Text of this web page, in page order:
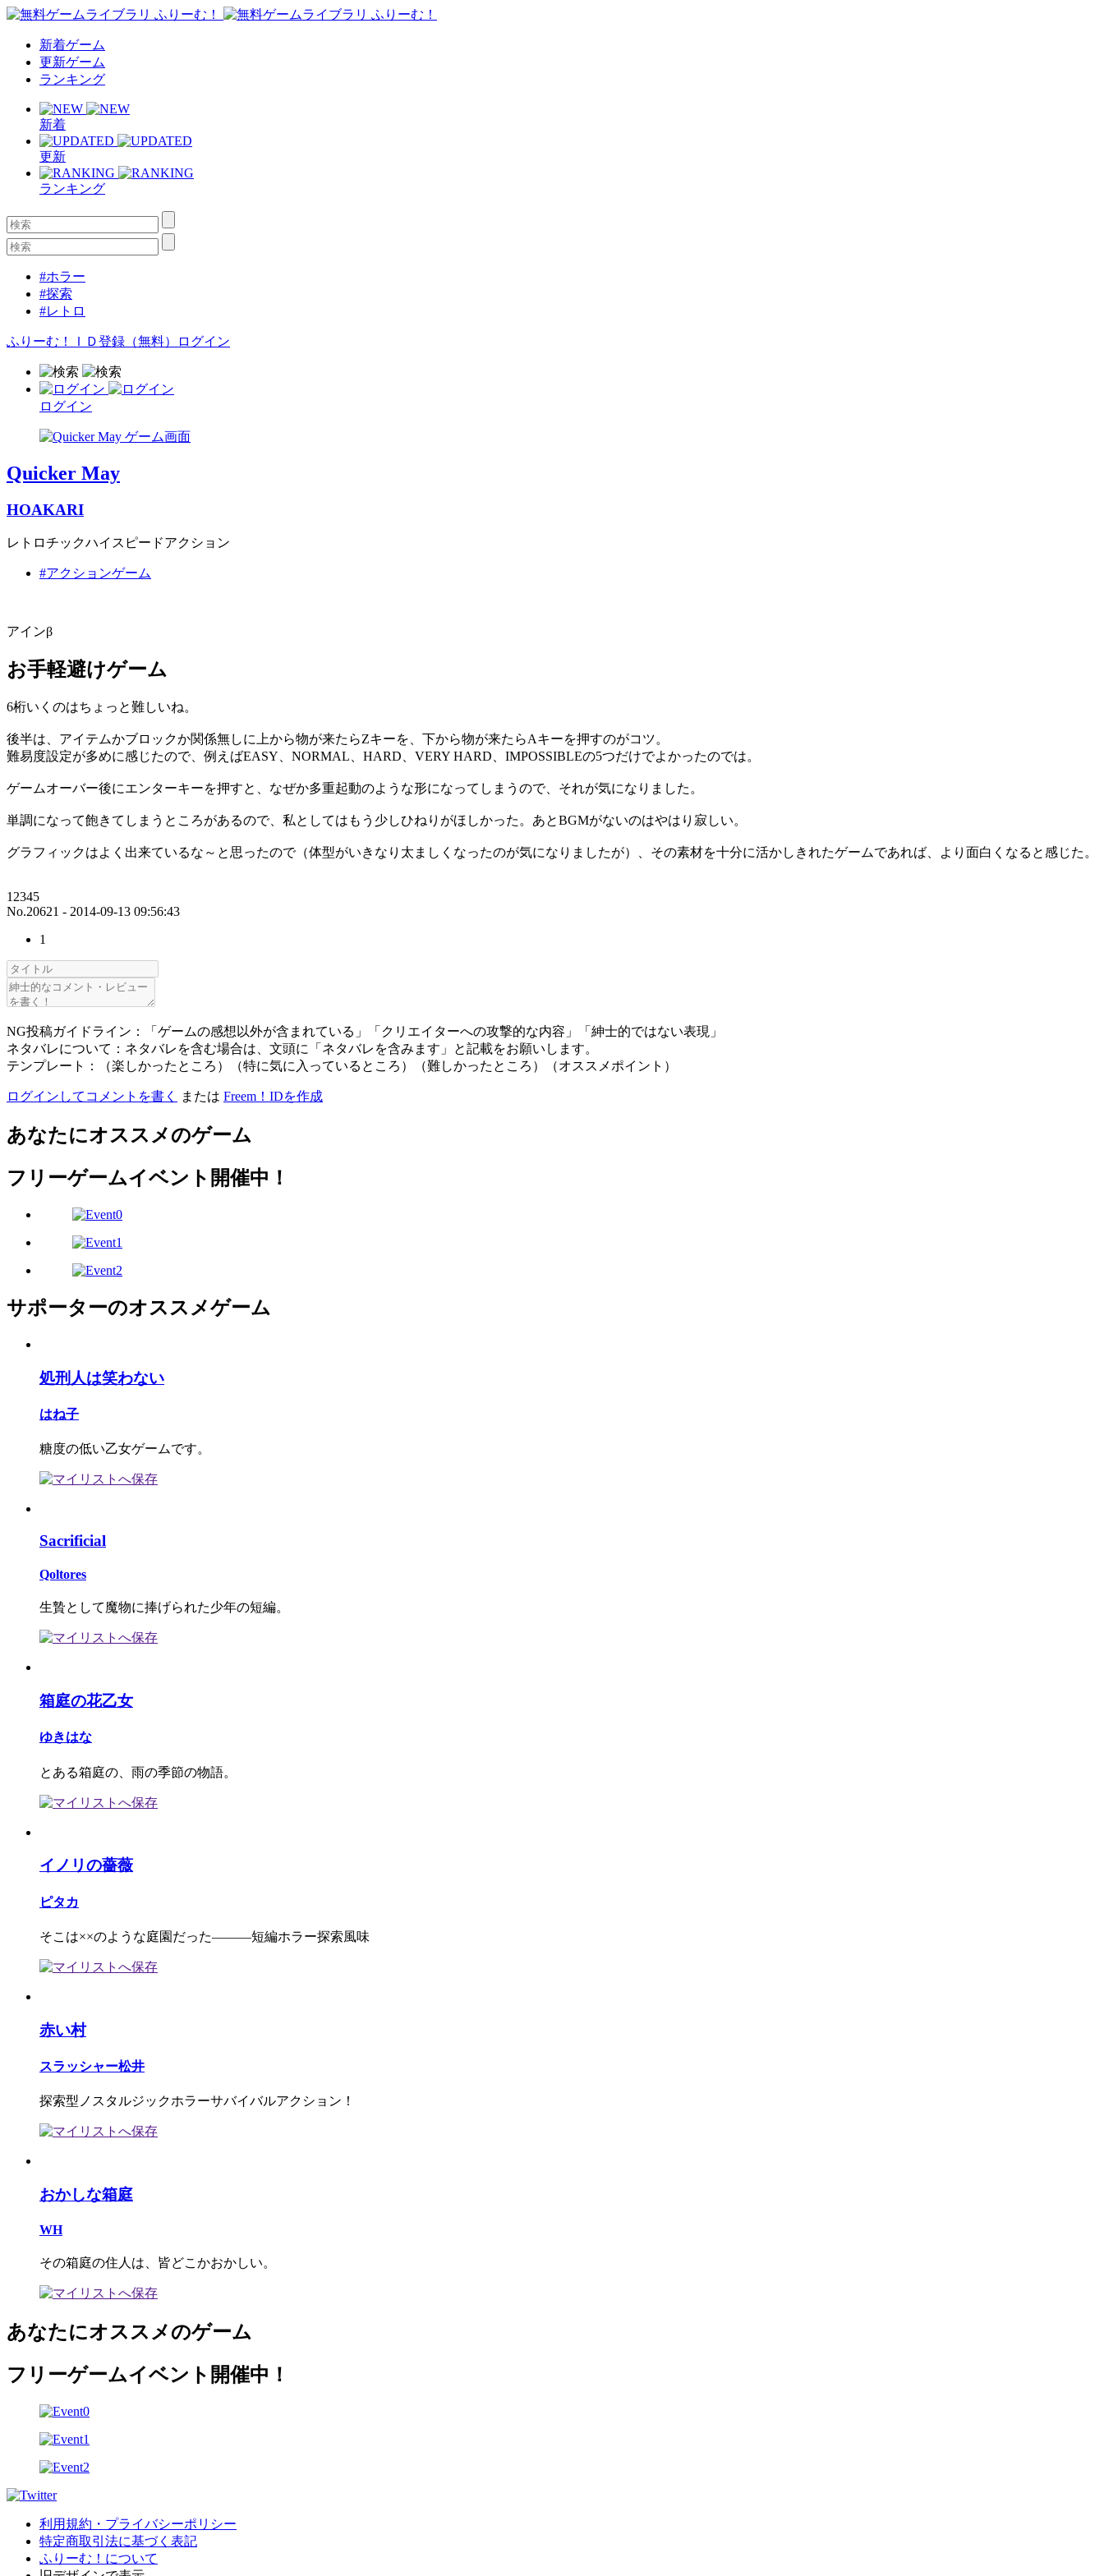
新着ゲーム
更新ゲーム
ランキング
新着
更新
ランキング
#ホラー
#探索
#レトロ
ふりーむ！ＩＤ登録（無料） ログイン
ログイン
Quicker May
HOAKARI
レトロチックハイスピードアクション
#アクションゲーム
アインβ
お手軽避けゲーム
6桁いくのはちょっと難しいね。
後半は、アイテムかブロックか関係無しに上から物が来たらZキーを、下から物が来たらAキーを押すのがコツ。
難易度設定が多めに感じたので、例えばEASY、NORMAL、HARD、VERY HARD、IMPOSSIBLEの5つだけでよかったのでは。
ゲームオーバー後にエンターキーを押すと、なぜか多重起動のような形になってしまうので、それが気になりました。
単調になって飽きてしまうところがあるので、私としてはもう少しひねりがほしかった。あとBGMがないのはやはり寂しい。
グラフィックはよく出来ているな～と思ったので（体型がいきなり太ましくなったのが気になりましたが）、その素材を十分に活かしきれたゲームであれば、より面白くなると感じた。
12345
No.20621 - 2014-09-13 09:56:43
1
NG投稿ガイドライン：「ゲームの感想以外が含まれている」「クリエイターへの攻撃的な内容」「紳士的ではない表現」
ネタバレについて：ネタバレを含む場合は、文頭に「ネタバレを含みます」と記載をお願いします。
テンプレート：（楽しかったところ）（特に気に入っているところ）（難しかったところ）（オススメポイント）
ログインしてコメントを書く または Freem！IDを作成
あなたにオススメのゲーム
フリーゲームイベント開催中！
サポーターのオススメゲーム
処刑人は笑わない
はね子
糖度の低い乙女ゲームです。
Sacrificial
Qoltores
生贄として魔物に捧げられた少年の短編。
箱庭の花乙女
ゆきはな
とある箱庭の、雨の季節の物語。
イノリの薔薇
ピタカ
そこは××のような庭園だった―――短編ホラー探索風味
赤い村
スラッシャー松井
探索型ノスタルジックホラーサバイバルアクション！
おかしな箱庭
WH
その箱庭の住人は、皆どこかおかしい。
あなたにオススメのゲーム
フリーゲームイベント開催中！
利用規約・プライバシーポリシー
特定商取引法に基づく表記
ふりーむ！について